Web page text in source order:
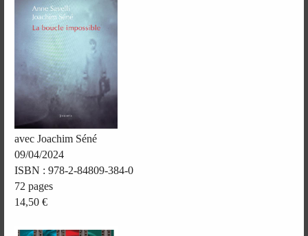
avec Joachim Séné
09/04/2024
ISBN : 978-2-84809-384-0
72 pages
14,50 €